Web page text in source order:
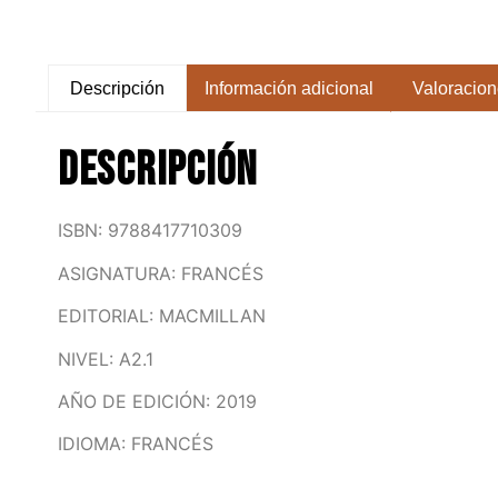
Descripción Información adicional
Descripción
ISBN: 9788417710309
ASIGNATURA: FRANCÉS
EDITORIAL: MACMILLAN
NIVEL: A2.1
AÑO DE EDICIÓN: 2019
IDIOMA: FRANCÉS